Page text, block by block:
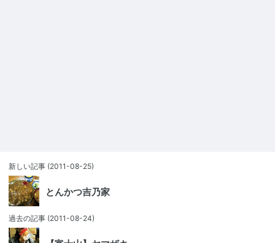
新しい記事 (2011-08-25)
とんかつ吉乃家
過去の記事 (2011-08-24)